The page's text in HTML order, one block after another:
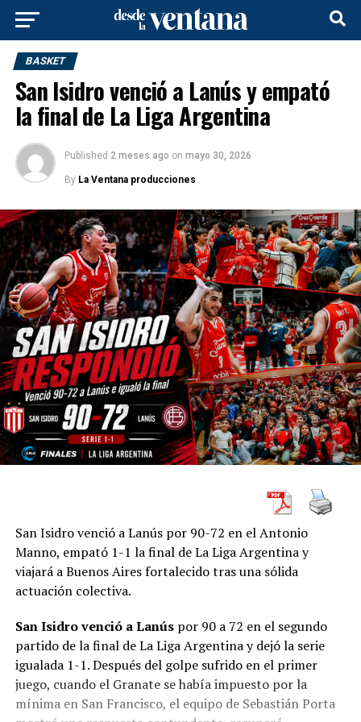
BASKET
San Isidro venció a Lanús y empató
la final de La Liga Argentina
Published 2 meses ago on mayo 30, 2026
By La Ventana producciones
San Isidro venció a Lanús por 90-72 en el Antonio
Manno, empató 1-1 la final de La Liga Argentina y
viajará a Buenos Aires fortalecido tras una sólida
actuación colectiva.
San Isidro venció a Lanúspor 90 a 72 en el segundo
partido de la final de La Liga Argentina y dejó la serie
igualada 1-1. Después del golpe sufrido en el primer
juego, cuando el Granate se había impuesto por la
mínima en San Francisco, el equipo de Sebastián Porta